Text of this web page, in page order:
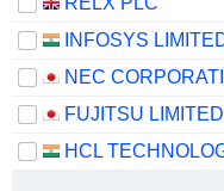
INFOSYS
NEC
FUJITSU LIMITED